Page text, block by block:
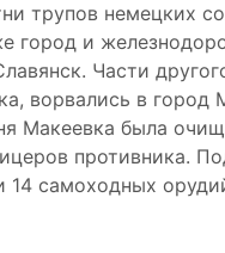
трупов немецких
город и
Части
ворвались в город
Макеевка была
противника.
самоходных